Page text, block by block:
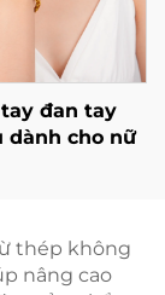
đan tay
dành cho nữ
thép không
nâng cao